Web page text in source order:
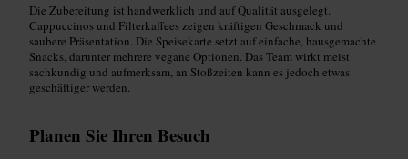
Die Zubereitung ist handwerklich und auf Qualität ausgelegt.
Cappuccinos und Filterkaffees zeigen kräftigen Geschmack und
saubere Präsentation. Die Speisekarte setzt auf einfache, hausgemachte
Snacks, darunter mehrere vegane Optionen. Das Team wirkt meist
sachkundig und aufmerksam, an Stoßzeiten kann es jedoch etwas
geschäftiger werden.
Planen Sie Ihren Besuch